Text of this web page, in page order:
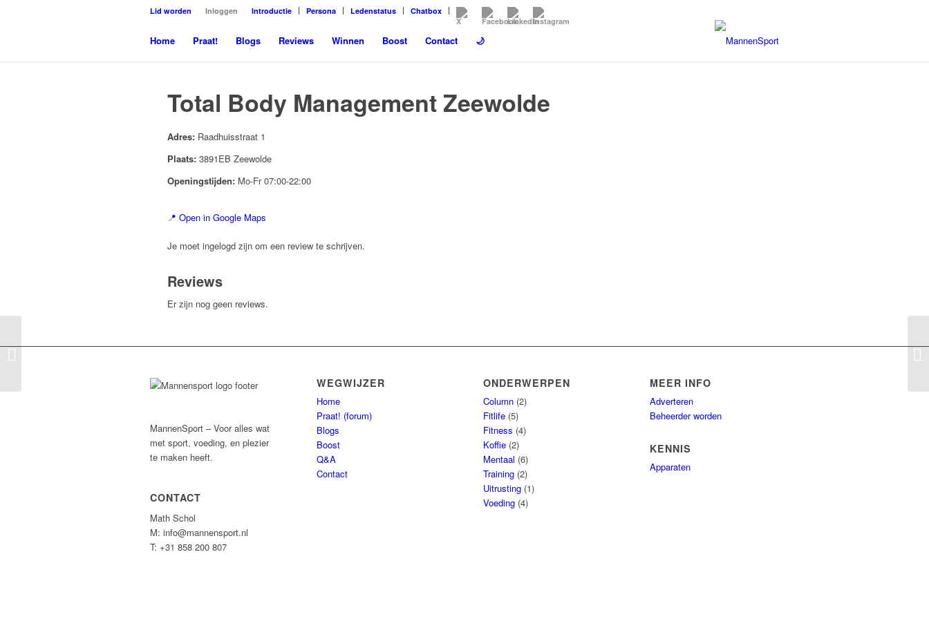
Lid worden Inloggen Introductie Persona Ledenstatus Chatbox
Home Praat! Blogs Reviews Winnen Boost Contact 🌙
Total Body Management Zeewolde
Adres: Raadhuisstraat 1
Plaats: 3891EB Zeewolde
Openingstijden: Mo-Fr 07:00-22:00
📍 Open in Google Maps
Je moet ingelogd zijn om een review te schrijven.
Reviews
Er zijn nog geen reviews.
MannenSport – Voor alles wat
met sport, voeding, en plezier
te maken heeft.
CONTACT
Math Schol
M: info@mannensport.nl
T: +31 858 200 807
WEGWIJZER
Home
Praat! (forum)
Blogs
Boost
Q&A
Contact
ONDERWERPEN
Column (2)
Fitlife (5)
Fitness (4)
Koffie (2)
Mentaal (6)
Training (2)
Uitrusting (1)
Voeding (4)
MEER INFO
Adverteren
Beheerder worden
KENNIS
Apparaten